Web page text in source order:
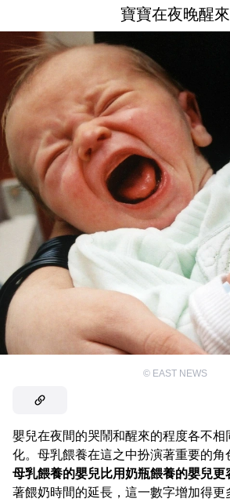
寶寶在夜晚醒來
© EAST NEWS
嬰兒在夜間的哭鬧和醒來的程度各不相
化。母乳餵養在這之中扮演著重要的角
母乳餵養的嬰兒比用奶瓶餵養的嬰兒更
著餵奶時間的延長，這一數字增加得更